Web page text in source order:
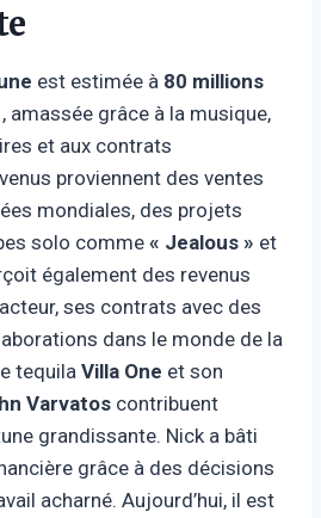
est estimée à 80 millions
, amassée grâce à la musique,
et aux contrats
proviennent des ventes
mondiales, des projets
solo comme « Jealous » et
également des revenus
ses contrats avec des
dans le monde de la
tequila Villa One et son
Varvatos contribuent
grandissante. Nick a bâti
grâce à des décisions
acharné. Aujourd’hui, il est